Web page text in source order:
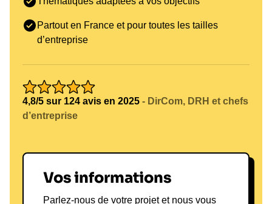
Partout en France et pour toutes les tailles
d’entreprise
4,8/5 sur 124 avis en 2025 - DirCom, DRH et chefs
d’entreprise
Vos informations
Parlez-nous de votre projet et nous vous